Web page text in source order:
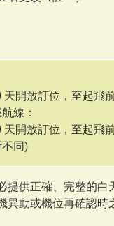
天開放訂位，至起飛
線：
天開放訂位，至起飛
同)
提供正確、完整的白
異動或機位再確認時